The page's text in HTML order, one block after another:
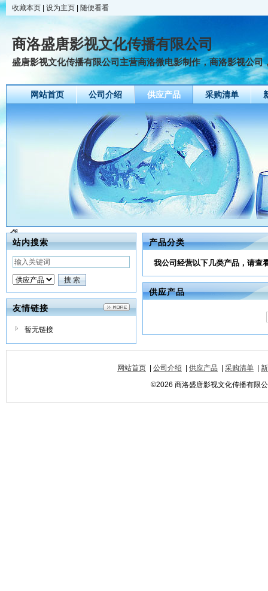
收藏本页 设为主页 随便看看
商洛盛唐影视文化传播有限公司
盛唐影视文化传播有限公司主营商洛微电影制作，商洛影视公司
网站首页 公司介绍 供应产品 采购清单
站内搜索
友情链接
暂无链接
产品分类
我公司经营以下几类产品，请查
供应产品
网站首页 公司介绍 供应产品 采购清单
©2026 商洛盛唐影视文化传播有限